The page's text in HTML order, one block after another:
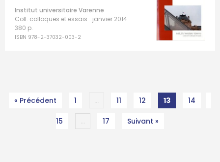
Institut universitaire Varenne
Coll. colloques et essais
janvier 2014
380 p.
ISBN 978-2-37032-003-2
« Précédent 1 11 12 13 14
15 17 Suivant »